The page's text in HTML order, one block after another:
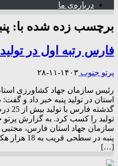
درباره‌ی ما
برچسب زده شده با:
فارس رتبه اول در
پرتو جنوب ۱۴۰۳-۱۱-۲۸
رئیس سازمان جهاد کشاورزی
استان در تولید پنبه خبر داد و
تولید را کسب کرد. به گزارش
سازمان جهاد استان فارس، مجتبی
پنبه در
[…]